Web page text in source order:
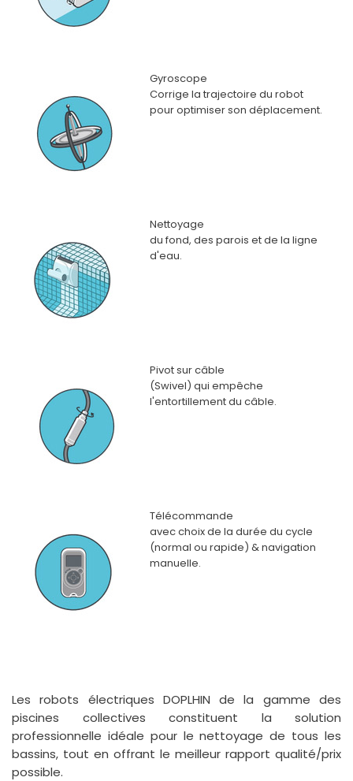
Gyroscope
Corrige la trajectoire du robot
pour optimiser son déplacement.
Nettoyage
du fond, des parois et de la ligne
d'eau.
Pivot sur câble
(Swivel) qui empêche
l'entortillement du câble.
Télécommande
avec choix de la durée du cycle
(normal ou rapide) & navigation
manuelle.
Les robots électriques DOPLHIN de la gamme des
piscines collectives constituent la solution
professionnelle idéale pour le nettoyage de tous les
bassins, tout en offrant le meilleur rapport qualité/prix
possible.